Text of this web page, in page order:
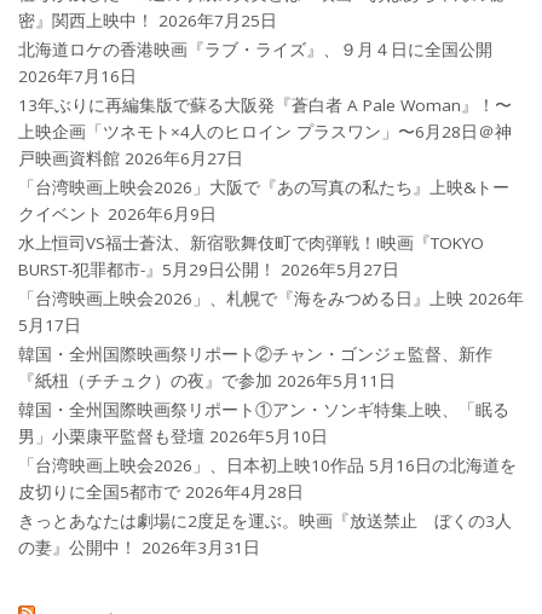
密』関西上映中！
2026年7月25日
北海道ロケの香港映画『ラブ・ライズ』、９月４日に全国公開
2026年7月16日
13年ぶりに再編集版で蘇る大阪発『蒼白者 A Pale Woman』！〜
上映企画「ツネモト×4人のヒロイン プラスワン」〜6月28日＠神
戸映画資料館 2026年6月27日
「台湾映画上映会2026」大阪で『あの写真の私たち』上映&トー
クイベント 2026年6月9日
水上恒司VS福士蒼汰、新宿歌舞伎町で肉弾戦！!映画『TOKYO
BURST-犯罪都市-』5月29日公開！
2026年5月27日
「台湾映画上映会2026」、札幌で『海をみつめる日』上映 2026年
5月17日
韓国・全州国際映画祭リポート②チャン・ゴンジェ監督、新作
『紙杻（チチュク）の夜』で参加 2026年5月11日
韓国・全州国際映画祭リポート①アン・ソンギ特集上映、「眠る
男」小栗康平監督も登壇 2026年5月10日
「台湾映画上映会2026」、日本初上映10作品 5月16日の北海道を
皮切りに全国5都市で 2026年4月28日
きっとあなたは劇場に2度足を運ぶ。映画『放送禁止 ぼくの3人
の妻』公開中！
2026年3月31日